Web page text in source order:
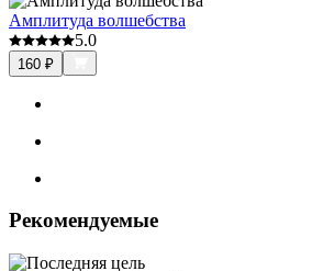
Амплитуда волшебства
5.0
160 ₽
Рекомендуемые